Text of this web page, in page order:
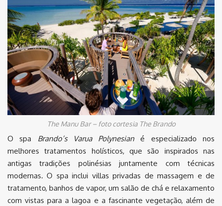
The Manu Bar – foto cortesia The Brando
O spa Brando’s Varua Polynesian é especializado nos
melhores tratamentos holísticos, que são inspirados nas
antigas tradições polinésias juntamente com técnicas
modernas. O spa inclui villas privadas de massagem e de
tratamento, banhos de vapor, um salão de chá e relaxamento
com vistas para a lagoa e a fascinante vegetação, além de